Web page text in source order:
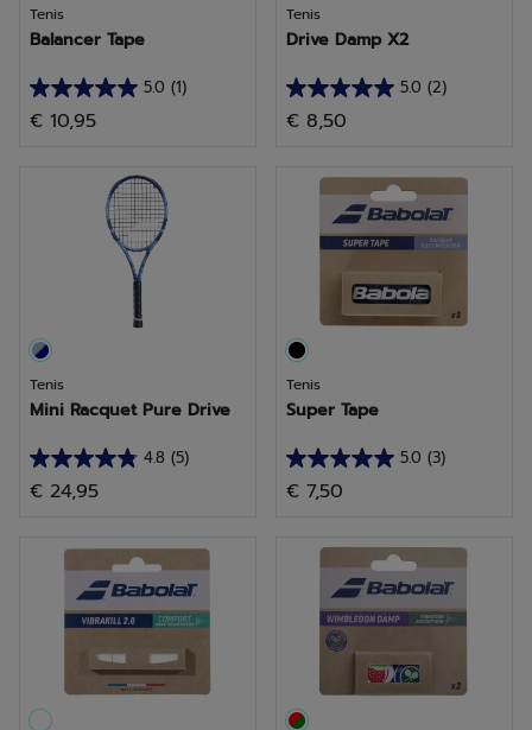
Tenis
Balancer Tape
5.0 (1)
5.0
de
estrellas.
€ 10,95
Tenis
Drive Damp X2
5.0 (2)
5.0
de
estrellas.
reseñas
€ 8,50
Tenis
Mini Racquet Pure Drive
4.8 (5)
4.8
de
estrellas.
reseñas
€ 24,95
Tenis
Super Tape
5.0 (3)
5.0
de
estrellas.
reseñas
€ 7,50